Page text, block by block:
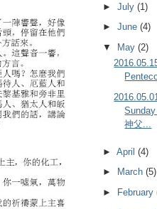
► July (1)
► June (4)
▼
May (2)
神父...
► April (4)
►
March (5)
►
February